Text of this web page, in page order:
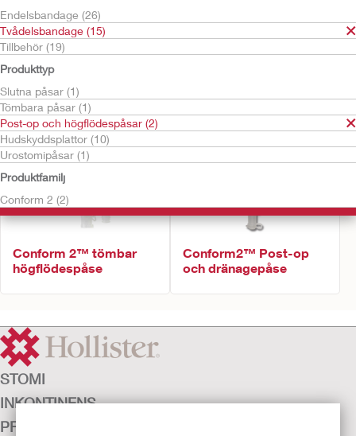
Endelsbandage (26)
Tvådelsbandage (15)
Tillbehör (19)
Produkttyp
Slutna påsar (1)
Tömbara påsar (1)
Post-op och högflödespåsar (2)
Hudskyddsplattor (10)
Urostomipåsar (1)
Produktfamilj
Conform 2 (2)
Sortera efter:
Conform 2™ tömbar
högflödespåse
Conform2™ Post-op
och dränagepåse
STOMI
INKONTINENS
PRODUKTER